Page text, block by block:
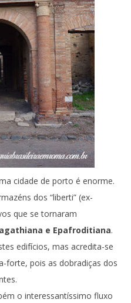
cidade de porto é enorme.
dos “liberti” (ex-
que se tornaram
e Epafroditiana.
edifícios, mas acredita-se
forte, pois as dobradiças dos
o interessantíssimo fluxo